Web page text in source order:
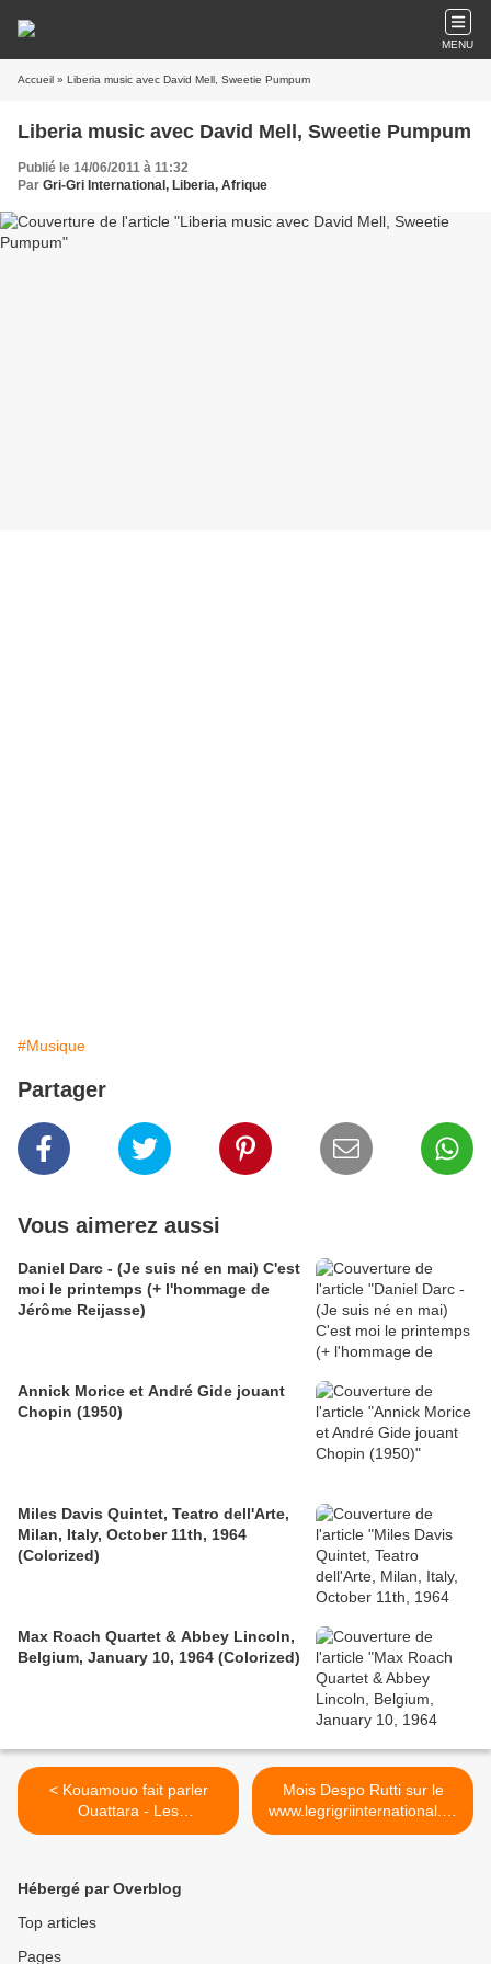
MENU
Accueil » Liberia music avec David Mell, Sweetie Pumpum
Liberia music avec David Mell, Sweetie Pumpum
Publié le 14/06/2011 à 11:32
Par Gri-Gri International, Liberia, Afrique
#Musique
Partager
Vous aimerez aussi
Daniel Darc - (Je suis né en mai) C'est
moi le printemps (+ l'hommage de
Jérôme Reijasse)
Annick Morice et André Gide jouant
Chopin (1950)
Miles Davis Quintet, Teatro dell'Arte,
Milan, Italy, October 11th, 1964
(Colorized)
Max Roach Quartet & Abbey Lincoln,
Belgium, January 10, 1964 (Colorized)
< Kouamouo fait parler
Ouattara - Les
contradictions - Part I
Mois Despo Rutti sur le
www.legrigriinternational.co
m - Prototype (Feat
Hébergé par Overblog
Top articles
Pages